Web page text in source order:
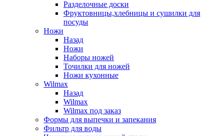
Разделочные доски
Фруктовницы,хлебницы и сушилки для
посуды
Ножи
Назад
Ножи
Наборы ножей
Точилки для ножей
Ножи кухонные
Wilmax
Назад
Wilmax
Wilmax под заказ
Формы для выпечки и запекания
Фильтр для воды